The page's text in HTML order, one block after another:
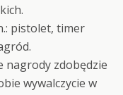
pistolet, timer
nagrody zdobędzie
wywalczycie w